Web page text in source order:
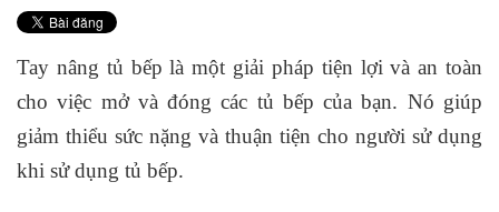
Tay nâng tủ bếp là một giải pháp tiện lợi và an toàn
cho việc mở và đóng các tủ bếp của bạn. Nó giúp
giảm thiểu sức nặng và thuận tiện cho người sử dụng
khi sử dụng tủ bếp.